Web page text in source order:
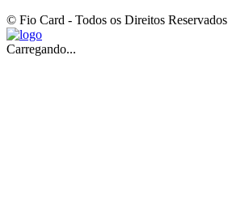
© Fio Card - Todos os Direitos Reservados
Carregando...